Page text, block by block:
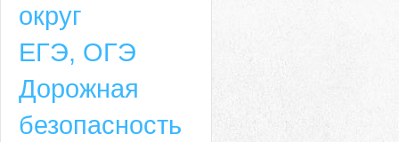
округ
ЕГЭ, ОГЭ
Дорожная
безопасность